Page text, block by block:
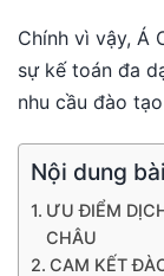
Chính vì vậy, Á
sự kế toán đa
nhu cầu đào
Nội dung
ƯU ĐIỂM
CHÂU
CAM KẾT